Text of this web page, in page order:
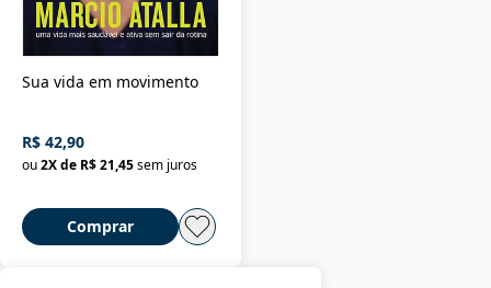
Sua vida em movimento
R$ 42,90
ou2X de R$ 21,45sem juros
Comprar